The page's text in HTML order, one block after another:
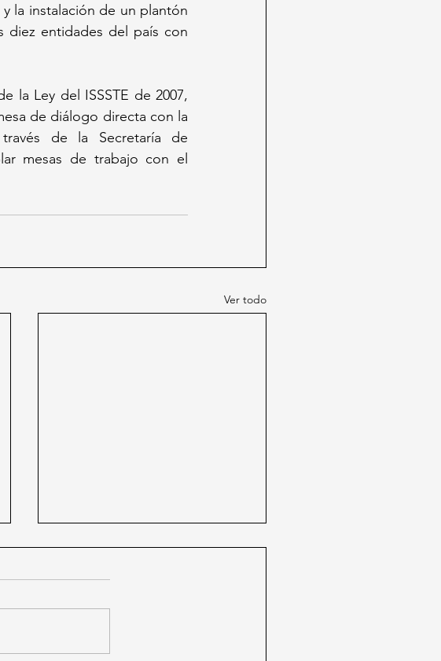
la instalación de un plantón
diez entidades del país con
la Ley del ISSSTE de 2007,
de diálogo directa con la
de la Secretaría de
mesas de trabajo con el
Ver todo